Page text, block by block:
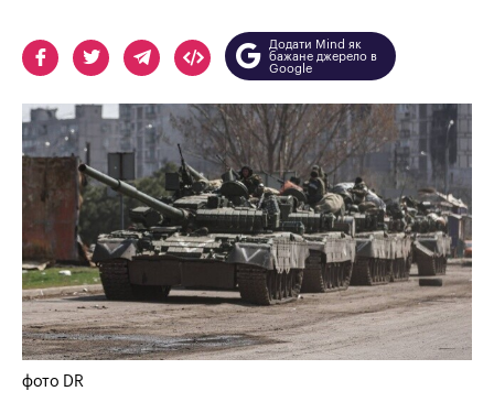
Додати Mind як
бажане джерело в
Google
фото DR